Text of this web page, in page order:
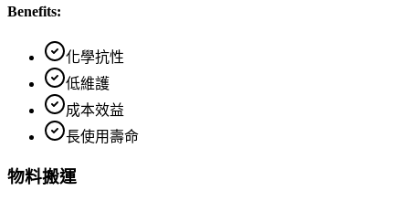
Benefits:
化學抗性
低維護
成本效益
長使用壽命
物料搬運